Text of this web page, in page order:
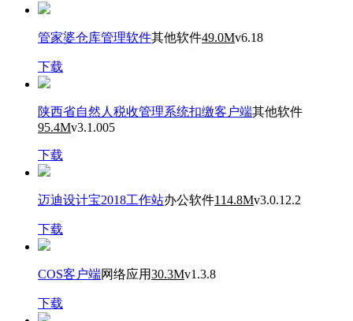
管家婆仓库管理软件其他软件49.0Mv6.18
下载
陕西省自然人税收管理系统扣缴客户端其他软件
95.4Mv3.1.005
下载
迈迪设计宝2018工作站办公软件114.8Mv3.0.12.2
下载
COS客户端网络应用30.3Mv1.3.8
下载